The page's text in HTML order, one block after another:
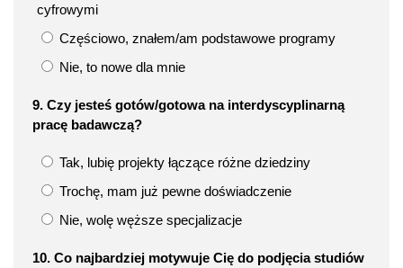
cyfrowymi
Częściowo, znałem/am podstawowe programy
Nie, to nowe dla mnie
9. Czy jesteś gotów/gotowa na interdyscyplinarną
pracę badawczą?
Tak, lubię projekty łączące różne dziedziny
Trochę, mam już pewne doświadczenie
Nie, wolę węższe specjalizacje
10. Co najbardziej motywuje Cię do podjęcia studiów